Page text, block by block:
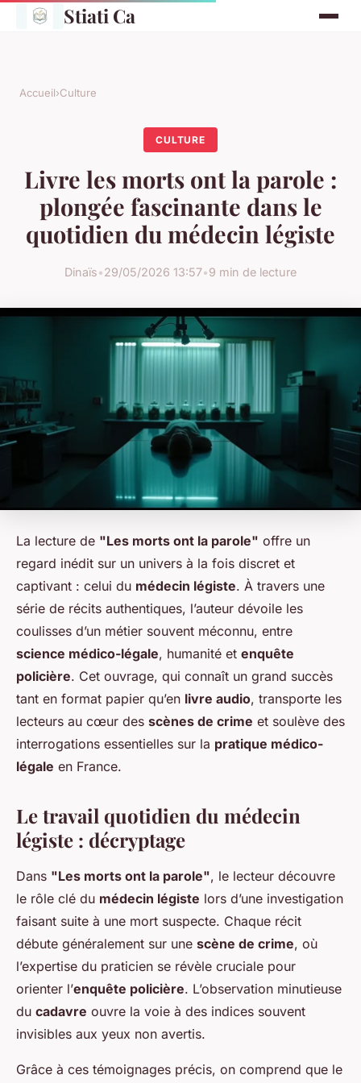
Stiati Ca
Accueil›Culture
CULTURE
Livre les morts ont la parole :
plongée fascinante dans le
quotidien du médecin légiste
Dinaïs•29/05/2026 13:57•9 min de lecture
La lecture de "Les morts ont la parole" offre un
regard inédit sur un univers à la fois discret et
captivant : celui du médecin légiste. À travers une
série de récits authentiques, l’auteur dévoile les
coulisses d’un métier souvent méconnu, entre
science médico-légale, humanité et enquête
policière. Cet ouvrage, qui connaît un grand succès
tant en format papier qu’en livre audio, transporte les
lecteurs au cœur des scènes de crime et soulève des
interrogations essentielles sur la pratique médico-
légale en France.
Le travail quotidien du médecin
légiste : décryptage
Dans "Les morts ont la parole", le lecteur découvre
le rôle clé du médecin légiste lors d’une investigation
faisant suite à une mort suspecte. Chaque récit
débute généralement sur une scène de crime, où
l’expertise du praticien se révèle cruciale pour
orienter l’enquête policière. L’observation minutieuse
du cadavre ouvre la voie à des indices souvent
invisibles aux yeux non avertis.
Grâce à ces témoignages précis, on comprend que le